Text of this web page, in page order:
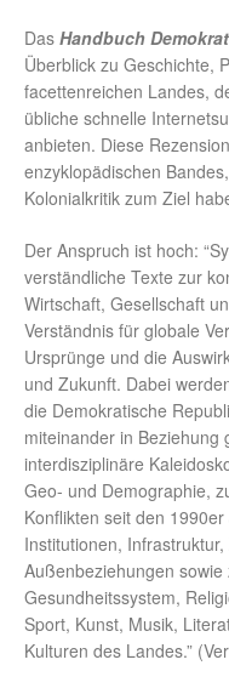
Das Handbuch
Überblick zu Geschichte,
facettenreichen Landes,
übliche schnelle
anbieten. Diese
enzyklopädischen
Kolonialkritik zum Ziel
Der Anspruch ist hoch:
verständliche Texte zur
Wirtschaft, Gesellschaft
Verständnis für globale
Ursprünge und die
und Zukunft. Dabei
die Demokratische
miteinander in Beziehung
interdisziplinäre
Geo- und Demographie,
Konflikten seit den
Institutionen,
Außenbeziehungen
Gesundheitssystem,
Sport, Kunst, Musik,
Kulturen des Landes.”